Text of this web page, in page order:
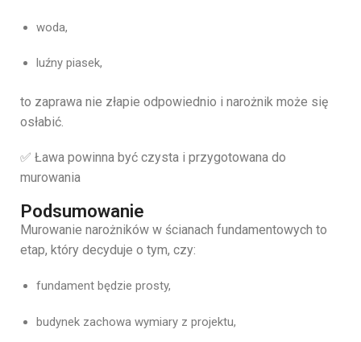
woda,
luźny piasek,
to zaprawa nie złapie odpowiednio i narożnik może się
osłabić.
✅ Ława powinna być czysta i przygotowana do
murowania
Podsumowanie
Murowanie narożników w ścianach fundamentowych to
etap, który decyduje o tym, czy:
fundament będzie prosty,
budynek zachowa wymiary z projektu,